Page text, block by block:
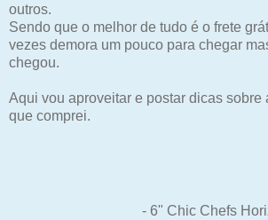
outros.
Sendo que o melhor de tudo é o frete
vezes demora um pouco para chegar
chegou.
Aqui vou aproveitar e postar dicas sobre
que comprei.
- 6" Chic Chefs